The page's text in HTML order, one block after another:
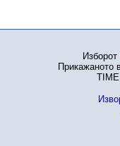
Прикажаното